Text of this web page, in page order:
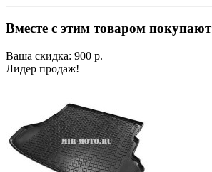
Вместе с этим товаром покупают
Ваша скидка: 900 р.
Лидер продаж!